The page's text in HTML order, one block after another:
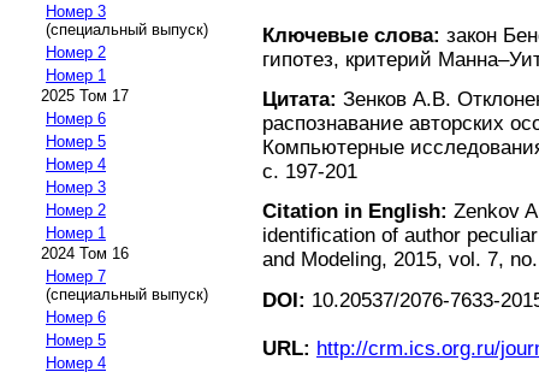
Номер 3
(специальный выпуск)
Номер 2
Номер 1
2025 Том 17
Номер 6
Номер 5
Номер 4
Номер 3
Номер 2
Номер 1
2024 Том 16
Номер 7
(специальный выпуск)
Номер 6
Номер 5
Номер 4
Ключевые слова: закон
гипотез, критерий
Цитата: Зенков А.В.
распознавание авторских
Компьютерные
с. 197-201
Citation in English: Zenkov
identification of author
and Modeling, 2015, vol. 7,
DOI: 10.20537/2076-7633-
URL: http://crm.ics.org.ru/